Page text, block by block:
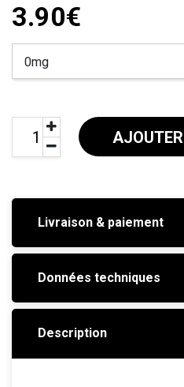
3.90€
AJOUTER
Livraison & paiement
Données techniques
Description